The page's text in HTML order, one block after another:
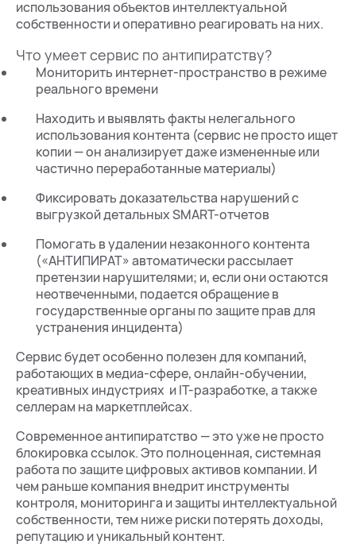
использования объектов интеллектуальной
собственности и оперативно реагировать на них.
Что умеет сервис по антипиратству?
Мониторить интернет-пространство в режиме
реального времени
Находить и выявлять факты нелегального
использования контента (сервис не просто ищет
копии — он анализирует даже измененные или
частично переработанные материалы)
Фиксировать доказательства нарушений с
выгрузкой детальных SMART-отчетов
Помогать в удалении незаконного контента
(«АНТИПИРАТ» автоматически рассылает
претензии нарушителями; и, если они остаются
неотвеченными, подается обращение в
государственные органы по защите прав для
устранения инцидента)
Сервис будет особенно полезен для компаний,
работающих в медиа-сфере, онлайн-обучении,
креативных индустриях и IT-разработке, а также
селлерам на маркетплейсах.
Современное антипиратство — это уже не просто
блокировка ссылок. Это полноценная, системная
работа по защите цифровых активов компании. И
чем раньше компания внедрит инструменты
контроля, мониторинга и защиты интеллектуальной
собственности, тем ниже риски потерять доходы,
репутацию и уникальный контент.